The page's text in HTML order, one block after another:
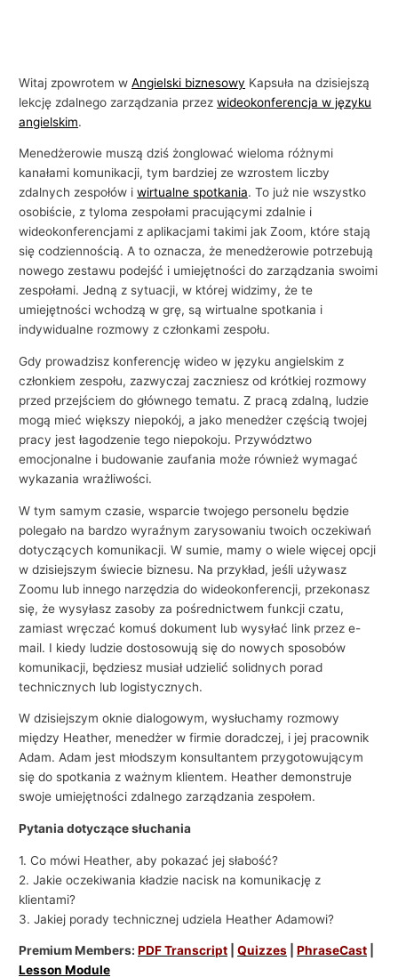
Witaj zpowrotem wAngielski biznesowy Kapsuła na dzisiejszą
lekcję zdalnego zarządzania przezwideokonferencja w języku
angielskim.
Menedżerowie muszą dziś żonglować wieloma różnymi
kanałami komunikacji, tym bardziej ze wzrostem liczby
zdalnych zespołów iwirtualne spotkania. To już nie wszystko
osobiście, z tyloma zespołami pracującymi zdalnie i
wideokonferencjami z aplikacjami takimi jak Zoom, które stają
się codziennością. A to oznacza, że ​​menedżerowie potrzebują
nowego zestawu podejść i umiejętności do zarządzania swoimi
zespołami. Jedną z sytuacji, w której widzimy, że te
umiejętności wchodzą w grę, są wirtualne spotkania i
indywidualne rozmowy z członkami zespołu.
Gdy prowadzisz konferencję wideo w języku angielskim z
członkiem zespołu, zazwyczaj zaczniesz od krótkiej rozmowy
przed przejściem do głównego tematu. Z pracą zdalną, ludzie
mogą mieć większy niepokój, a jako menedżer częścią twojej
pracy jest łagodzenie tego niepokoju. Przywództwo
emocjonalne i budowanie zaufania może również wymagać
wykazania wrażliwości.
W tym samym czasie, wsparcie twojego personelu będzie
polegało na bardzo wyraźnym zarysowaniu twoich oczekiwań
dotyczących komunikacji. W sumie, mamy o wiele więcej opcji
w dzisiejszym świecie biznesu. Na przykład, jeśli używasz
Zoomu lub innego narzędzia do wideokonferencji, przekonasz
się, że wysyłasz zasoby za pośrednictwem funkcji czatu,
zamiast wręczać komuś dokument lub wysyłać link przez e-
mail. I kiedy ludzie dostosowują się do nowych sposobów
komunikacji, będziesz musiał udzielić solidnych porad
technicznych lub logistycznych.
W dzisiejszym oknie dialogowym, wysłuchamy rozmowy
między Heather, menedżer w firmie doradczej, i jej pracownik
Adam. Adam jest młodszym konsultantem przygotowującym
się do spotkania z ważnym klientem. Heather demonstruje
swoje umiejętności zdalnego zarządzania zespołem.
Pytania dotyczące słuchania
1. Co mówi Heather, aby pokazać jej słabość?
2. Jakie oczekiwania kładzie nacisk na komunikację z
klientami?
3. Jakiej porady technicznej udziela Heather Adamowi?
Premium Members:PDF Transcript |Quizzes |PhraseCast
Lesson Module